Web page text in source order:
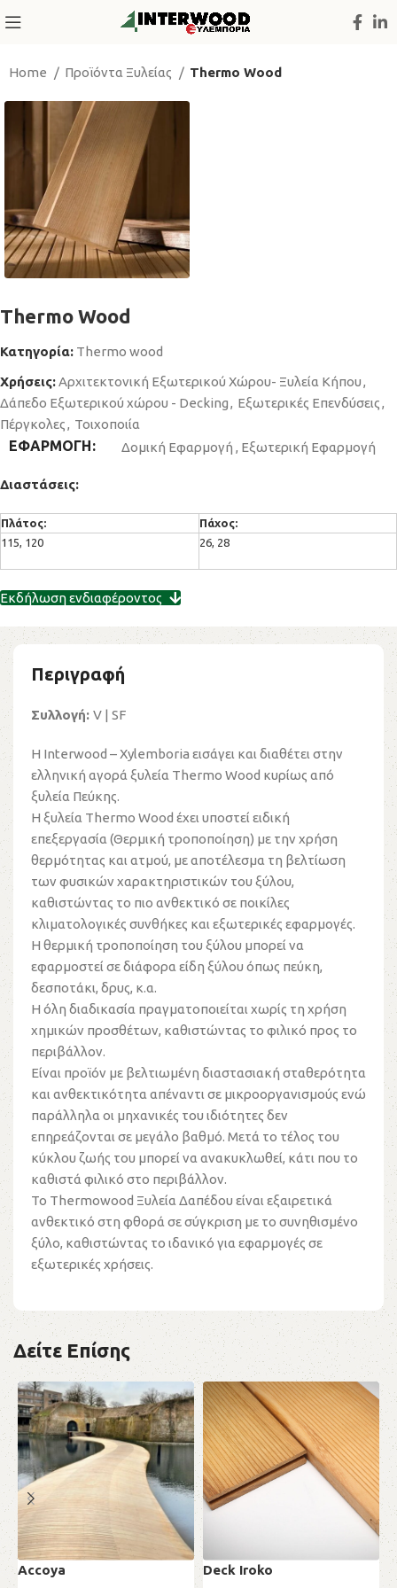
Home Προϊόντα Ξυλείας Thermo Wood
Thermo Wood
Κατηγορία: Thermo wood
Χρήσεις:Αρχιτεκτονική Εξωτερικού Χώρου- Ξυλεία Κήπου,
Δάπεδο Εξωτερικού χώρου - Decking, Εξωτερικές Επενδύσεις,
Πέργκολες, Τοιχοποιία
ΕΦΑΡΜΟΓΗ Δομική Εφαρμογή , Εξωτερική Εφαρμογή
Διαστάσεις:
Πλάτος:
115, 120
Πάχος:
26, 28
Εκδήλωση ενδιαφέροντος
Περιγραφή
Συλλογή: V | SF
Η Interwood – Xylemboria εισάγει και διαθέτει στην
ελληνική αγορά ξυλεία Thermo Wood κυρίως από
ξυλεία Πεύκης.
Η ξυλεία Thermo Wood έχει υποστεί ειδική
επεξεργασία (Θερμική τροποποίηση) με την χρήση
θερμότητας και ατμού, με αποτέλεσμα τη βελτίωση
των φυσικών χαρακτηριστικών του ξύλου,
καθιστώντας το πιο ανθεκτικό σε ποικίλες
κλιματολογικές συνθήκες και εξωτερικές εφαρμογές.
Η θερμική τροποποίηση του ξύλου μπορεί να
εφαρμοστεί σε διάφορα είδη ξύλου όπως πεύκη,
δεσποτάκι, δρυς, κ.α.
Η όλη διαδικασία πραγματοποιείται χωρίς τη χρήση
χημικών προσθέτων, καθιστώντας το φιλικό προς το
περιβάλλον.
Είναι προϊόν με βελτιωμένη διαστασιακή σταθερότητα
και ανθεκτικότητα απέναντι σε μικροοργανισμούς ενώ
παράλληλα οι μηχανικές του ιδιότητες δεν
επηρεάζονται σε μεγάλο βαθμό. Μετά το τέλος του
κύκλου ζωής του μπορεί να ανακυκλωθεί, κάτι που το
καθιστά φιλικό στο περιβάλλον.
Το Thermowood Ξυλεία Δαπέδου είναι εξαιρετικά
ανθεκτικό στη φθορά σε σύγκριση με το συνηθισμένο
ξύλο, καθιστώντας το ιδανικό για εφαρμογές σε
εξωτερικές χρήσεις.
Δείτε Επίσης
Accoya Deck Iroko